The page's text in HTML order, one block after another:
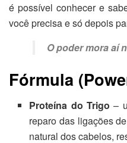
é possível conhecer e
você precisa e só depois
O poder mora aí
Fórmula
Proteína do Trigo –
reparo das ligações
natural dos cabelos,